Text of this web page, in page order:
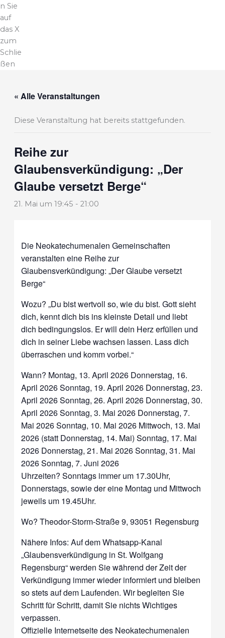
n Sie
auf
das X
zum
Schlie
ßen
« Alle Veranstaltungen
Diese Veranstaltung hat bereits stattgefunden.
Reihe zur
Glaubensverkündigung: „Der
Glaube versetzt Berge“
21. Mai um 19:45 - 21:00
Die Neokatechumenalen Gemeinschaften
veranstalten eine Reihe zur
Glaubensverkündigung: „Der Glaube versetzt
Berge“
Wozu? „Du bist wertvoll so, wie du bist. Gott sieht
dich, kennt dich bis ins kleinste Detail und liebt
dich bedingungslos. Er will dein Herz erfüllen und
dich in seiner Liebe wachsen lassen. Lass dich
überraschen und komm vorbei.“
Wann? Montag, 13. April 2026 Donnerstag, 16.
April 2026 Sonntag, 19. April 2026 Donnerstag, 23.
April 2026 Sonntag, 26. April 2026 Donnerstag, 30.
April 2026 Sonntag, 3. Mai 2026 Donnerstag, 7.
Mai 2026 Sonntag, 10. Mai 2026 Mittwoch, 13. Mai
2026 (statt Donnerstag, 14. Mai) Sonntag, 17. Mai
2026 Donnerstag, 21. Mai 2026 Sonntag, 31. Mai
2026 Sonntag, 7. Juni 2026
Uhrzeiten? Sonntags immer um 17.30Uhr,
Donnerstags, sowie der eine Montag und Mittwoch
jeweils um 19.45Uhr.
Wo? Theodor-Storm-Straße 9, 93051 Regensburg
Nähere Infos: Auf dem Whatsapp-Kanal
„Glaubensverkündigung in St. Wolfgang
Regensburg“ werden Sie während der Zeit der
Verkündigung immer wieder informiert und bleiben
so stets auf dem Laufenden. Wir begleiten Sie
Schritt für Schritt, damit Sie nichts Wichtiges
verpassen.
Offizielle Internetseite des Neokatechumenalen